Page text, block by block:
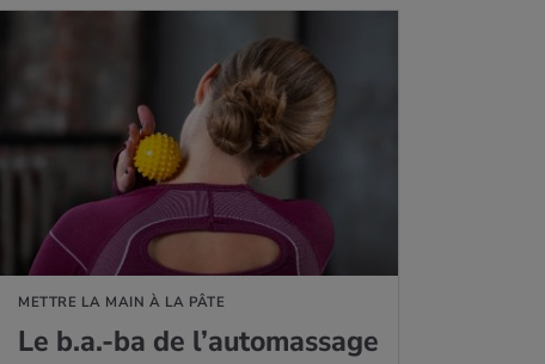
METTRE LA MAIN À LA PÂTE
Le b.a.-ba de l’au­to­mas­sage